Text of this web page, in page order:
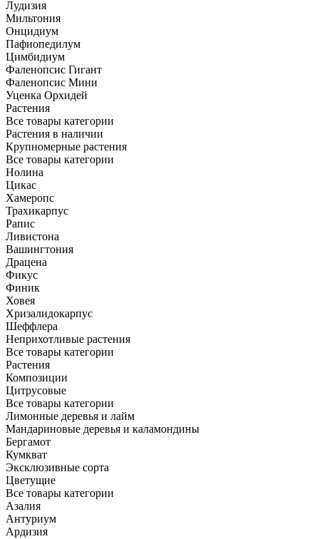
Лудизия
Мильтония
Онцидиум
Пафиопедилум
Цимбидиум
Фаленопсис Гигант
Фаленопсис Мини
Уценка Орхидей
Растения
Все товары категории
Растения в наличии
Крупномерные растения
Все товары категории
Нолина
Цикас
Хамеропс
Трахикарпус
Рапис
Ливистона
Вашингтония
Драцена
Фикус
Финик
Ховея
Хризалидокарпус
Шеффлера
Неприхотливые растения
Все товары категории
Растения
Композиции
Цитрусовые
Все товары категории
Лимонные деревья и лайм
Мандариновые деревья и каламондины
Бергамот
Кумкват
Эксклюзивные сорта
Цветущие
Все товары категории
Азалия
Антуриум
Ардизия